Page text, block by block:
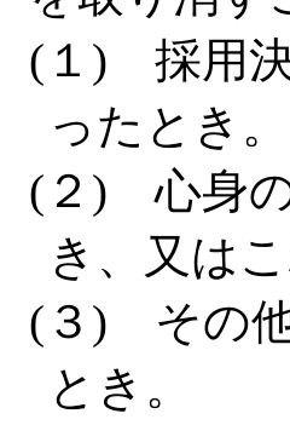
(１) 採用決
ったとき。
(２) 心身の
き、又は
(３) その他
とき。